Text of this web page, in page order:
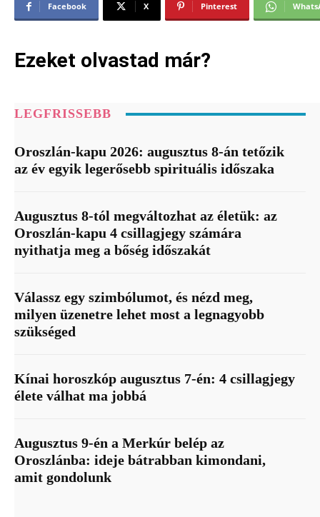
Facebook X Pinterest
Ezeket olvastad már?
LEGFRISSEBB
Oroszlán-kapu 2026: augusztus 8-án tetőzik
az év egyik legerősebb spirituális időszaka
Augusztus 8-tól megváltozhat az életük: az
Oroszlán-kapu 4 csillagjegy számára
nyithatja meg a bőség időszakát
Válassz egy szimbólumot, és nézd meg,
milyen üzenetre lehet most a legnagyobb
szükséged
Kínai horoszkóp augusztus 7-én: 4 csillagjegy
élete válhat ma jobbá
Augusztus 9-én a Merkúr belép az
Oroszlánba: ideje bátrabban kimondani,
amit gondolunk